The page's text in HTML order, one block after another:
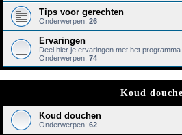
Tips voor gerechten
Onderwerpen: 26
Ervaringen
Deel hier je ervaringen met het programma.
Onderwerpen: 74
Koud
Koud douchen
Onderwerpen: 62